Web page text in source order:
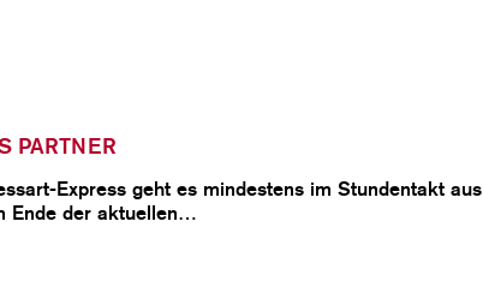
PARTNER
Express geht es mindestens im Stundentakt aus
Ende der aktuellen…